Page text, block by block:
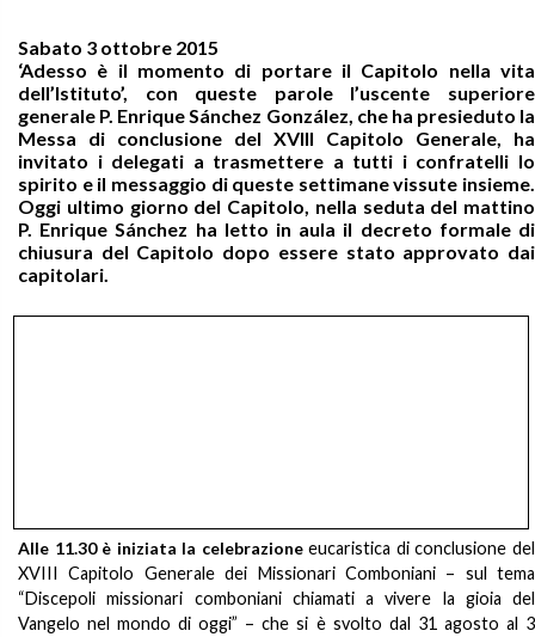
Sabato 3 ottobre 2015
‘Adesso è il momento di portare il Capitolo nella vita
dell’Istituto’, con queste parole l’uscente superiore
generale P. Enrique Sánchez González, che ha presieduto la
Messa di conclusione del XVIII Capitolo Generale, ha
invitato i delegati a trasmettere a tutti i confratelli lo
spirito e il messaggio di queste settimane vissute insieme.
Oggi ultimo giorno del Capitolo, nella seduta del mattino
P. Enrique Sánchez ha letto in aula il decreto formale di
chiusura del Capitolo dopo essere stato approvato dai
capitolari.
Alle 11.30 è iniziata la celebrazione eucaristica di conclusione del
XVIII Capitolo Generale dei Missionari Comboniani – sul tema
“Discepoli missionari comboniani chiamati a vivere la gioia del
Vangelo nel mondo di oggi” – che si è svolto dal 31 agosto al 3